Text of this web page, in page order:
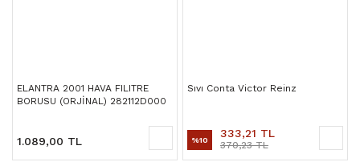
ELANTRA 2001 HAVA FILITRE
BORUSU (ORJİNAL) 282112D000
1.089,00 TL
Sıvı Conta Victor Reinz
%10 333,21 TL
370,23 TL